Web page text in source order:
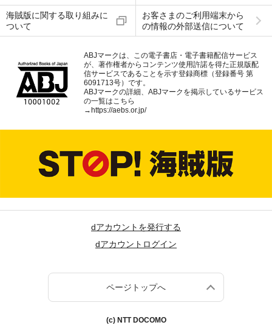
海賊版に関する取り組みに
ついて
お客さまのご利用端末から
の情報の外部送信について
ABJマークは、この電子書店・電子書籍配信サービス
が、著作権者からコンテンツ使用許諾を得た正規版配
信サービスであることを示す登録商標（登録番号 第
6091713号）です。
ABJマークの詳細、ABJマークを掲示しているサービス
の一覧はこちら
→ https://aebs.or.jp/
dアカウントを発行する
dアカウントログイン
ページトップへ
(c) NTT DOCOMO